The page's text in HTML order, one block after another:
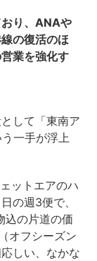
り、ANAや
の復活のほ
業を強化す
して「東南ア
一手が浮上
ットエアのハ
の週3便で、
込の片道の価
オフシーズン
しい、なかな